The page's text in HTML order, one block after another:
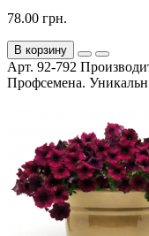
78.00 грн.
В корзину
Арт. 92-792
Профсемена.